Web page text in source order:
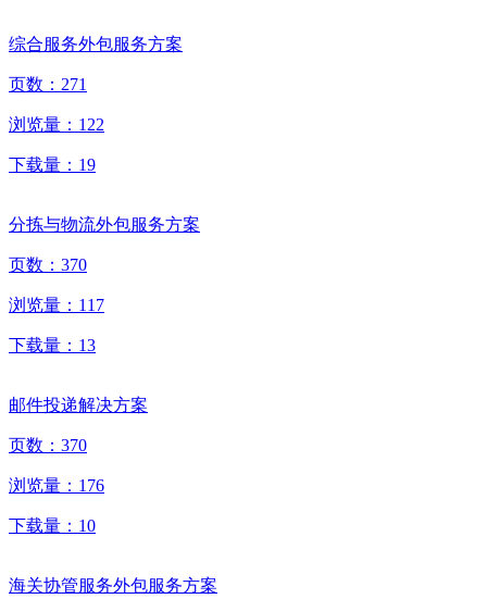
综合服务外包服务方案
页数： 271
浏览量： 122
下载量： 19
分拣与物流外包服务方案
页数： 370
浏览量： 117
下载量： 13
邮件投递解决方案
页数： 370
浏览量： 176
下载量： 10
海关协管服务外包服务方案